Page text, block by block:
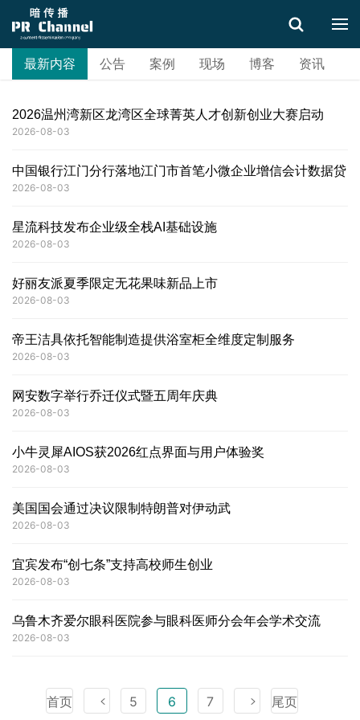
最新内容 公告 案例 现场 博客 资讯
2026温州湾新区龙湾区全球菁英人才创新创业大赛启动
2026-08-03
中国银行江门分行落地江门市首笔小微企业增信会计数据贷
2026-08-03
星流科技发布企业级全栈AI基础设施
2026-08-03
好丽友派夏季限定无花果味新品上市
2026-08-03
帝王洁具依托智能制造提供浴室柜全维度定制服务
2026-08-03
网安数字举行乔迁仪式暨五周年庆典
2026-08-03
小牛灵犀AIOS获2026红点界面与用户体验奖
2026-08-03
美国国会通过决议限制特朗普对伊动武
2026-08-03
宜宾发布“创七条”支持高校师生创业
2026-08-03
乌鲁木齐爱尔眼科医院参与眼科医师分会年会学术交流
2026-08-03
首页 5 6 7 尾页